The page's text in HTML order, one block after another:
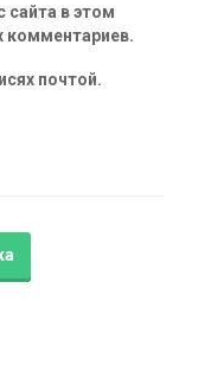
сайта в этом
комментариев.
почтой.